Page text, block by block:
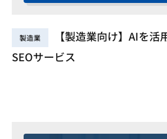
製造業
【製造業向け】AIを
SEOサービス